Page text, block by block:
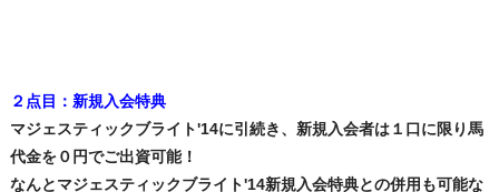
２点目：新規入会特典
マジェスティックブライト'14に引続き、新規入会者は１口に限り馬
代金を０円でご出資可能！
なんとマジェスティックブライト'14新規入会特典との併用も可能な